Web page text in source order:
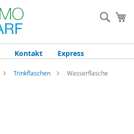
Kontakt Express
Trinkflaschen Wasserflasche